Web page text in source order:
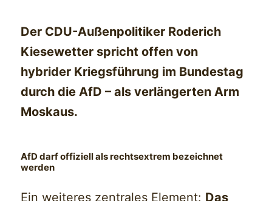
Der CDU-Außenpolitiker Roderich
Kiesewetter spricht offen von
hybrider Kriegsführung im Bundestag
durch die AfD – als verlängerten Arm
Moskaus.
AfD darf offiziell als rechtsextrem bezeichnet
werden
Ein weiteres zentrales Element: Das